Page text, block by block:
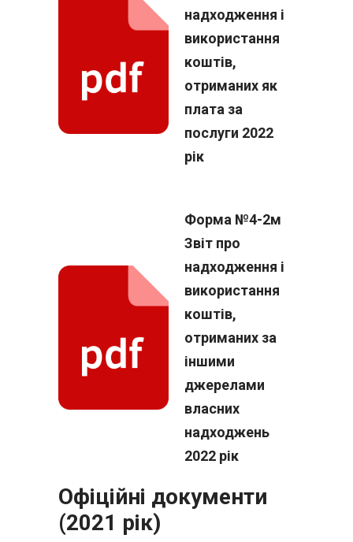
надходження і
використання
коштів,
отриманих як
плата за
послуги 2022
рік
Форма №4-2м
Звіт про
надходження і
використання
коштів,
отриманих за
іншими
джерелами
власних
надходжень
2022 рік
Офіційні документи
(2021 рік)